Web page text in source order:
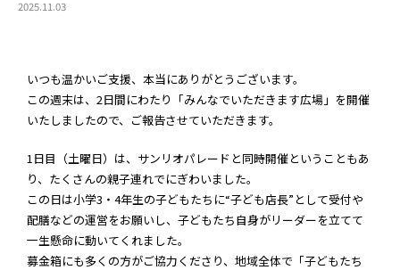
2025.11.03
いつも温かいご支援、本当にありがとうございます。
この週末は、2日間にわたり「みんなでいただきます広場」を開催
いたしましたので、ご報告させていただきます。
1日目（土曜日）は、サンリオパレードと同時開催ということもあ
り、たくさんの親子連れでにぎわいました。
この日は小学3・4年生の子どもたちに“子ども店長”として受付や
配膳などの運営をお願いし、子どもたち自身がリーダーを立てて
一生懸命に動いてくれました。
募金箱にも多くの方がご協力くださり、地域全体で「子どもたち